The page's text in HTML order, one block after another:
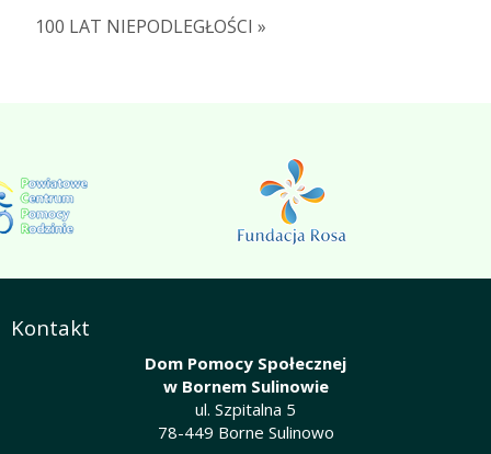
100 LAT NIEPODLEGŁOŚCI »
Kontakt
Dom Pomocy Społecznej
w Bornem Sulinowie
ul. Szpitalna 5
78-449 Borne Sulinowo